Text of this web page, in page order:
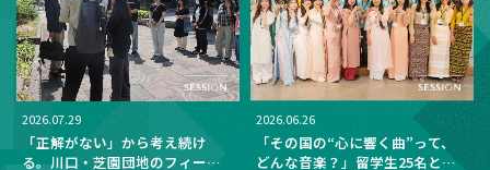
2026.07.29
「正解がない」から考え続け
る。川口・芝園団地のフィール
2026.06.26
「その国の“心に響く曲”って、
どんな音楽？」留学生25名と楽